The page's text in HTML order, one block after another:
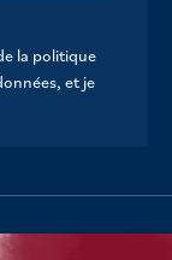
la politique
et je